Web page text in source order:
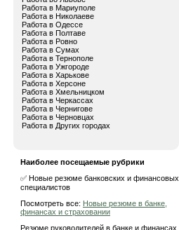
Работа в Мариуполе
Работа в Николаеве
Работа в Одессе
Работа в Полтаве
Работа в Ровно
Работа в Сумах
Работа в Тернополе
Работа в Ужгороде
Работа в Харькове
Работа в Херсоне
Работа в Хмельницком
Работа в Черкассах
Работа в Чернигове
Работа в Черновцах
Работа в Других городах
Наиболее посещаемые рубрики
✅ Новые резюме банковских и финансовых
специалистов
Посмотреть все: Новые резюме в банке,
финансах и страховании
Резюме руководителей в банке и финансах